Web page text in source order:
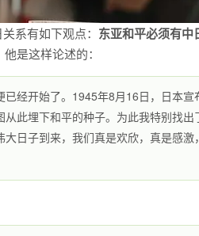
系有如下观点： 东亚和平必须有中
是这样论述的：
经开始了。1945年8月16日，日本宣
此埋下和平的种子。为此我特别找出
日子到来，我们真是欢欣，真是感激